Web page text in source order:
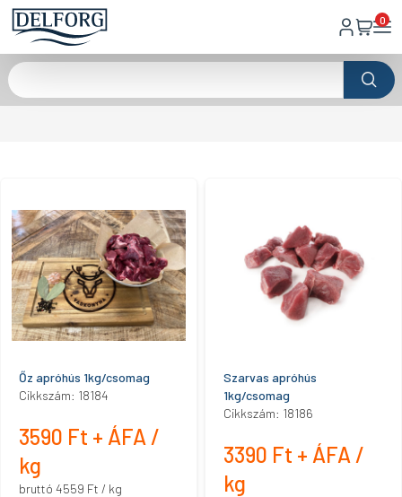
0
Őz apróhús 1kg/csomag
Cikkszám: 18184
3590 Ft + ÁFA /
kg
bruttó 4559 Ft / kg
Szarvas apróhús
1kg/csomag
Cikkszám: 18186
3390 Ft + ÁFA /
kg